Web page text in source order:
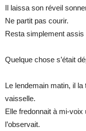
Il laissa son réveil
Ne partit pas courir.
Resta simplement assis
Quelque chose s’était
Le lendemain matin, il
vaisselle.
Elle fredonnait à mi-voix
l’observait.